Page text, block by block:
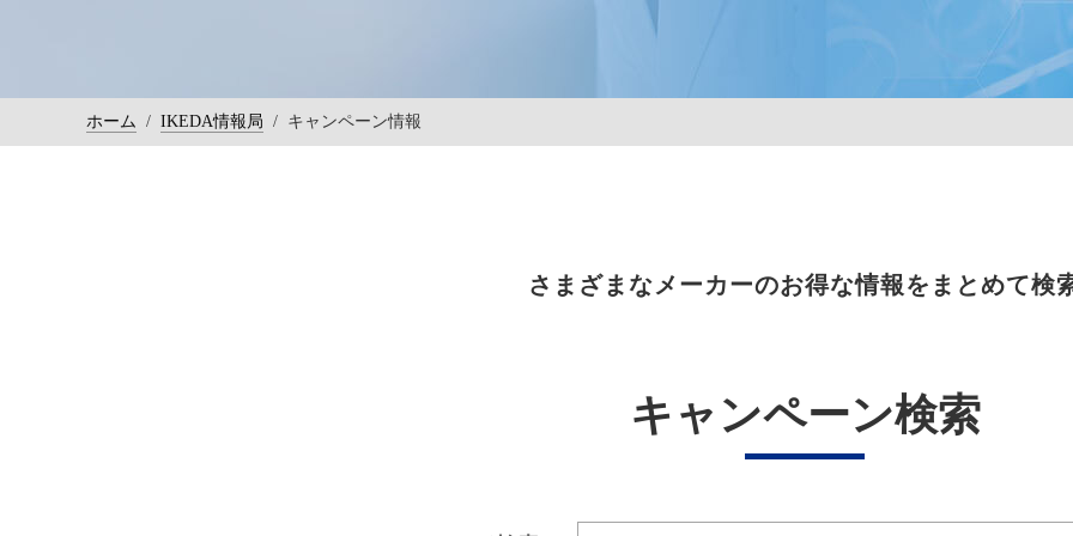
ホーム / IKEDA情報局 / キャンペーン情報
さまざまなメーカーのお得な情報をまとめて検
キャンペーン検索